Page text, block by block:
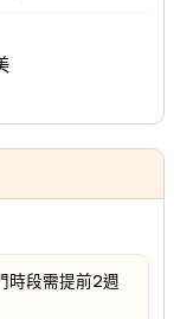
時段需提前2週